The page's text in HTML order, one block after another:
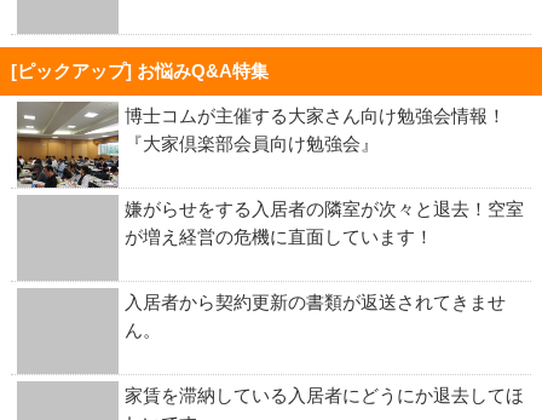
[ピックアップ] お悩みQ&A特集
博士コムが主催する大家さん向け勉強会情報！
『大家倶楽部会員向け勉強会』
嫌がらせをする入居者の隣室が次々と退去！空室
が増え経営の危機に直面しています！
入居者から契約更新の書類が返送されてきませ
ん。
家賃を滞納している入居者にどうにか退去してほ